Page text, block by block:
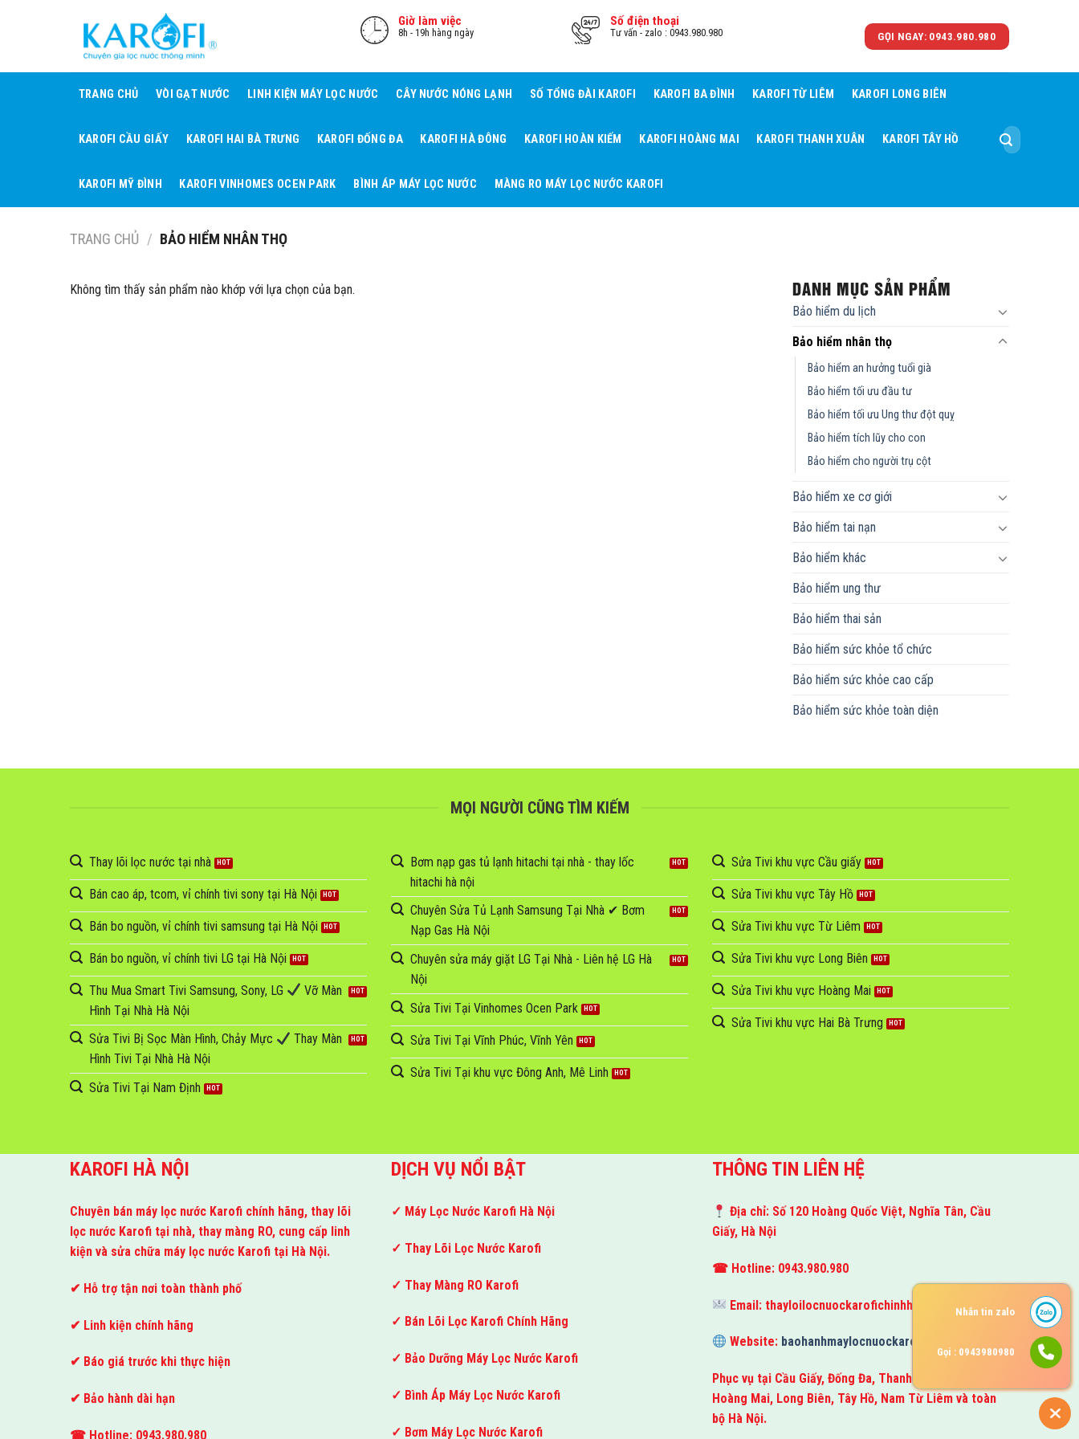
Giờ làm việc
8h - 19h hàng ngày
Số điện thoại
Tư vấn - zalo : 0943.980.980 GỌI NGAY: 0943.980.980
TRANG CHỦ VÒI GẠT NƯỚC LINH KIỆN MÁY LỌC NƯỚC CÂY NƯỚC NÓNG LẠNH SỐ TỔNG ĐÀI KAROFI KAROFI BA ĐÌNH KAROFI TỪ LIÊM KAROFI LONG BIÊN
KAROFI CẦU GIẤY KAROFI HAI BÀ TRƯNG KAROFI ĐỐNG ĐA KAROFI HÀ ĐÔNG KAROFI HOÀN KIẾM KAROFI HOÀNG MAI KAROFI THANH XUÂN KAROFI TÂY HỒ
KAROFI MỸ ĐÌNH KAROFI VINHOMES OCEN PARK BÌNH ÁP MÁY LỌC NƯỚC MÀNG RO MÁY LỌC NƯỚC KAROFI
Tìm
kiếm:
TRANG CHỦ / BẢO HIỂM NHÂN THỌ
Không tìm thấy sản phẩm nào khớp với lựa chọn của bạn. DANH MỤC SẢN PHẨM
Bảo hiểm du lịch
Bảo hiểm nhân thọ
Bảo hiểm an hưởng tuổi già
Bảo hiểm tối ưu đầu tư
Bảo hiểm tối ưu Ung thư đột quỵ
Bảo hiểm tích lũy cho con
Bảo hiểm cho người trụ cột
Bảo hiểm xe cơ giới
Bảo hiểm tai nạn
Bảo hiểm khác
Bảo hiểm ung thư
Bảo hiểm thai sản
Bảo hiểm sức khỏe tổ chức
Bảo hiểm sức khỏe cao cấp
Bảo hiểm sức khỏe toàn diện
MỌI NGƯỜI CŨNG TÌM KIẾM
Thay lõi lọc nước tại nhà
Bán cao áp, tcom, vỉ chính tivi sony tại Hà Nội
Bán bo nguồn, vỉ chính tivi samsung tại Hà Nội
Bán bo nguồn, vỉ chính tivi LG tại Hà Nội
Thu Mua Smart Tivi Samsung, Sony, LG
Vỡ Màn
Hình Tại Nhà Hà Nội
Sửa Tivi Bị Sọc Màn Hình, Chảy Mực
Thay Màn
Hình Tivi Tại Nhà Hà Nội
Sửa Tivi Tại Nam Định
Bơm nạp gas tủ lạnh hitachi tại nhà - thay lốc
hitachi hà nội
Chuyên Sửa Tủ Lạnh Samsung Tại Nhà ✔ Bơm
Nạp Gas Hà Nội
Chuyên sửa máy giặt LG Tại Nhà - Liên hệ LG Hà
Nội
Sửa Tivi Tại Vinhomes Ocen Park
Sửa Tivi Tại Vĩnh Phúc, Vĩnh Yên
Sửa Tivi Tại khu vực Đông Anh, Mê Linh
Sửa Tivi khu vực Cầu giấy
Sửa Tivi khu vực Tây Hồ
Sửa Tivi khu vực Từ Liêm
Sửa Tivi khu vực Long Biên
Sửa Tivi khu vực Hoàng Mai
Sửa Tivi khu vực Hai Bà Trưng
KAROFI HÀ NỘI
Chuyên bán máy lọc nước Karofi chính hãng, thay lõi
lọc nước Karofi tại nhà, thay màng RO, cung cấp linh
kiện và sửa chữa máy lọc nước Karofi tại Hà Nội.
✔ Hỗ trợ tận nơi toàn thành phố
✔ Linh kiện chính hãng
✔ Báo giá trước khi thực hiện
✔ Bảo hành dài hạn
☎ Hotline: 0943.980.980
DỊCH VỤ NỔI BẬT
✓ Máy Lọc Nước Karofi Hà Nội
✓ Thay Lõi Lọc Nước Karofi
✓ Thay Màng RO Karofi
✓ Bán Lõi Lọc Karofi Chính Hãng
✓ Bảo Dưỡng Máy Lọc Nước Karofi
✓ Bình Áp Máy Lọc Nước Karofi
✓ Bơm Máy Lọc Nước Karofi
THÔNG TIN LIÊN HỆ
Địa chỉ: Số 120 Hoàng Quốc Việt, Nghĩa Tân, Cầu
Giấy, Hà Nội
☎ Hotline: 0943.980.980
Email: thayloilocnuockarofichinhhang@gmail.com
Website: baohanhmaylocnuockarofi.com
Phục vụ tại Cầu Giấy, Đống Đa, Thanh Xuân, Hà Đông,
Hoàng Mai, Long Biên, Tây Hồ, Nam Từ Liêm và toàn
bộ Hà Nội.
Nhắn tin zalo
Gọi : 0943980980